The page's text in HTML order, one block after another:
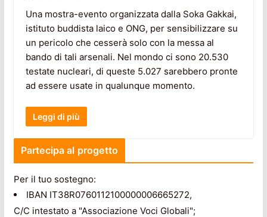
Una mostra-evento organizzata dalla Soka Gakkai,
istituto buddista laico e ONG, per sensibilizzare su
un pericolo che cesserà solo con la messa al
bando di tali arsenali. Nel mondo ci sono 20.530
testate nucleari, di queste 5.027 sarebbero pronte
ad essere usate in qualunque momento.
Leggi di più
Partecipa al progetto
Per il tuo sostegno:
IBAN IT38R0760112100000006665272,
C/C intestato a "Associazione Voci Globali";